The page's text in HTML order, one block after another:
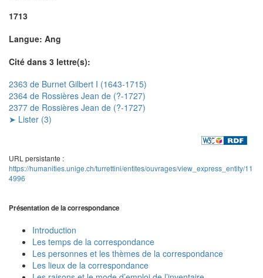
1713
Langue: Ang
Cité dans 3 lettre(s):
2363 de Burnet Gilbert I (1643-1715)
2364 de Rossières Jean de (?-1727)
2377 de Rossières Jean de (?-1727)
➤ Lister (3)
URL persistante :
https://humanities.unige.ch/turrettini/entites/ouvrages/view_express_entity/11
4996
Présentation de la correspondance
Introduction
Les temps de la correspondance
Les personnes et les thèmes de la correspondance
Les lieux de la correspondance